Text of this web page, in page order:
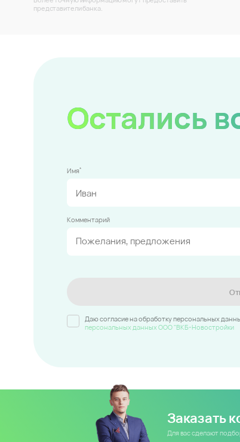
представители банка.
Остались
Имя*
Комментарий
Даю согласие на обработку персональных
персональных данных ООО "ВКБ-Новостройки
Заказать
Для вас сделают